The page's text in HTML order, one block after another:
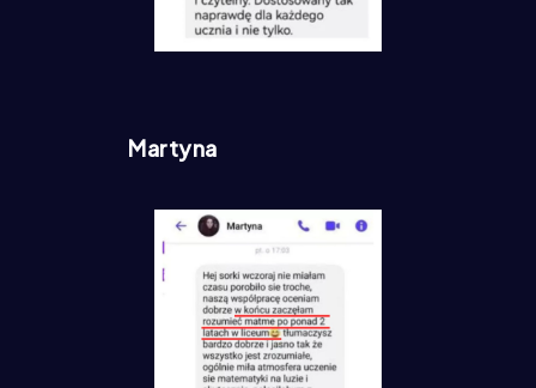
Martyna